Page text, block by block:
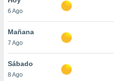
en
más
nuestra
6 Ago
Mañana
7 Ago
Sábado
8 Ago